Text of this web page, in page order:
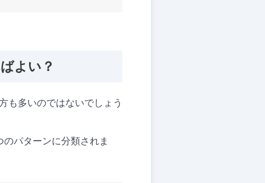
よい？
も多いのではないでしょう
パターンに分類されま